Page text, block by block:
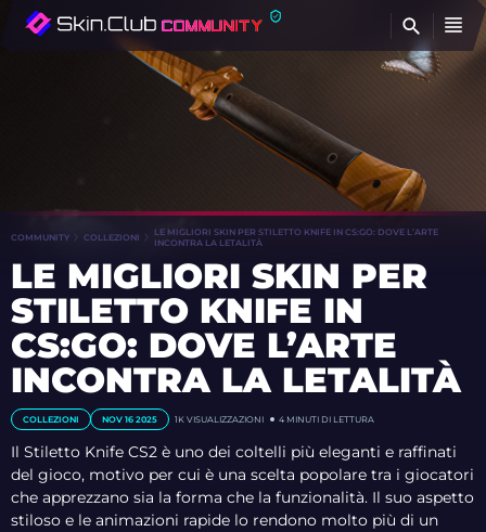
COMMUNITY COLLEZIONI
LE MIGLIORI SKIN PER STILETTO KNIFE IN CS:GO: DOVE L’ARTE
INCONTRA LA LETALITÀ
LE MIGLIORI SKIN PER
STILETTO KNIFE IN
CS:GO: DOVE L’ARTE
INCONTRA LA LETALITÀ
COLLEZIONI NOV 16 2025 1K VISUALIZZAZIONI 4 MINUTI DI LETTURA
Il Stiletto Knife CS2 è uno dei coltelli più eleganti e raffinati
del gioco, motivo per cui è una scelta popolare tra i giocatori
che apprezzano sia la forma che la funzionalità. Il suo aspetto
stiloso e le animazioni rapide lo rendono molto più di un